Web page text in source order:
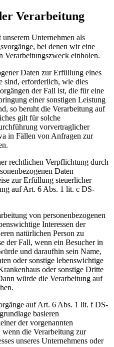
Verarbeitung
Unternehmen als
bei denen wir eine
einholen.
Daten zur Erfüllung eines
sind, erforderlich, wie dies
der Fall ist, die für eine
einer sonstigen Leistung
so beruht die Verarbeitung auf
gilt für solche
vorvertraglicher
in Fällen von Anfragen zur
rechtlichen Verpflichtung durch
Daten
zur Erfüllung steuerlicher
auf Art. 6 Abs. 1 lit. c DS-
von personenbezogenen
Interessen der
natürlichen Person zu
der Fall, wenn ein Besucher in
und daraufhin sein Name,
oder sonstige lebenswichtige
oder sonstige Dritte
würde die Verarbeitung auf
auf Art. 6 Abs. 1 lit. f DS-
basieren
der vorgenannten
wenn die Verarbeitung zur
unseres Unternehmens oder